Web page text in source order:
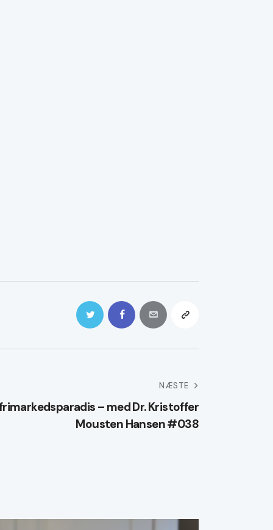
NÆSTE
– med Dr. Kristoffer
Mousten Hansen #038